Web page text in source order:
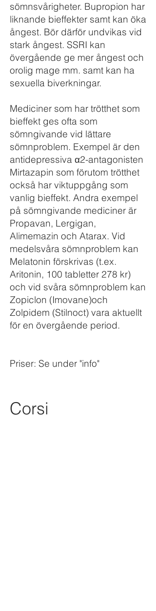
sömnsvårigheter. Bupropion har
liknande bieffekter samt kan öka
ångest. Bör därför undvikas vid
stark ångest. SSRI kan
övergående ge mer ångest och
orolig mage mm. samt kan ha
sexuella biverkningar.
Mediciner som har trötthet som
bieffekt ges ofta som
sömngivande vid lättare
sömnproblem. Exempel är den
antidepressiva α2-antagonisten
Mirtazapin som förutom trötthet
också har viktuppgång som
vanlig bieffekt. Andra exempel
på sömngivande mediciner är
Propavan, Lergigan,
Alimemazin och Atarax. Vid
medelsvåra sömnproblem kan
Melatonin förskrivas (t.ex.
Aritonin, 100 tabletter 278 kr)
och vid svåra sömnproblem kan
Zopiclon (Imovane)och
Zolpidem (Stilnoct) vara aktuellt
för en övergående period.
Priser: Se under "info"
Corsi